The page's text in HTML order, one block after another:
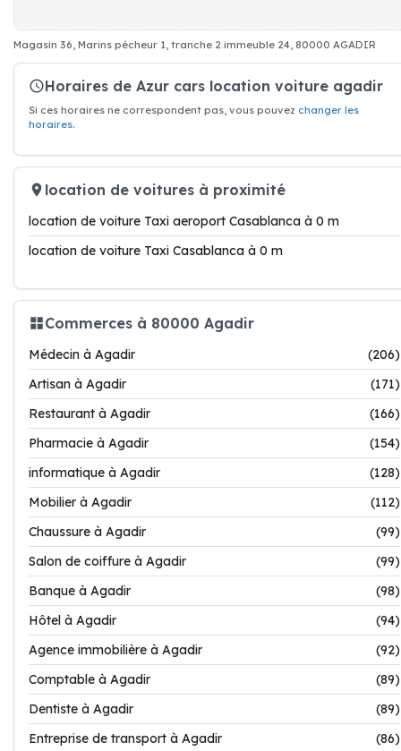
Magasin 36, Marins pécheur 1, tranche 2 immeuble 24, 80000 AGADIR
Horaires de Azur cars location voiture agadir
Si ces horaires ne correspondent pas, vous pouvez changer les
horaires.
location de voitures à proximité
location de voiture Taxi aeroport Casablanca à 0 m
location de voiture Taxi Casablanca à 0 m
Commerces à 80000 Agadir
Médecin à Agadir
(206)
Artisan à Agadir
(171)
Restaurant à Agadir
(166)
Pharmacie à Agadir
(154)
informatique à Agadir
(128)
Mobilier à Agadir
(112)
Chaussure à Agadir
(99)
Salon de coiffure à Agadir
(99)
Banque à Agadir
(98)
Hôtel à Agadir
(94)
Agence immobilière à Agadir
(92)
Comptable à Agadir
(89)
Dentiste à Agadir
(89)
Entreprise de transport à Agadir
(86)